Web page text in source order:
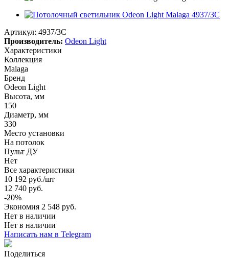
Артикул: 4937/3C
Производитель: Odeon Light
Характеристики
Коллекция
Malaga
Бренд
Odeon Light
Высота, мм
150
Диаметр, мм
330
Место установки
На потолок
Пульт ДУ
Нет
Все характеристики
10 192 руб./шт
12 740 руб.
-20%
Экономия 2 548 руб.
Нет в наличии
Нет в наличии
Написать нам в Telegram
Поделиться